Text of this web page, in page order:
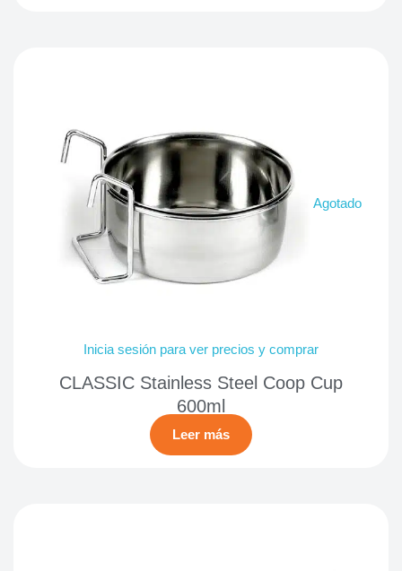
Agotado
Inicia sesión para ver precios y comprar
CLASSIC Stainless Steel Coop Cup
600ml
Leer más